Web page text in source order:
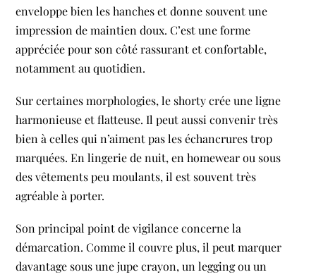
enveloppe bien les hanches et donne souvent une
impression de maintien doux. C’est une forme
appréciée pour son côté rassurant et confortable,
notamment au quotidien.
Sur certaines morphologies, le shorty crée une ligne
harmonieuse et flatteuse. Il peut aussi convenir très
bien à celles qui n’aiment pas les échancrures trop
marquées. En lingerie de nuit, en homewear ou sous
des vêtements peu moulants, il est souvent très
agréable à porter.
Son principal point de vigilance concerne la
démarcation. Comme il couvre plus, il peut marquer
davantage sous une jupe crayon, un legging ou un